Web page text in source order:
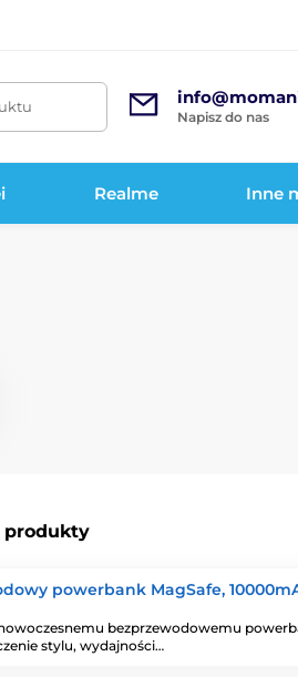
Napisz do nas
Realme Inne
produkty
powerbank MagSafe,
bezprzewodowemu
stylu, wydajności…